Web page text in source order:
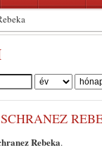
Rebeka.